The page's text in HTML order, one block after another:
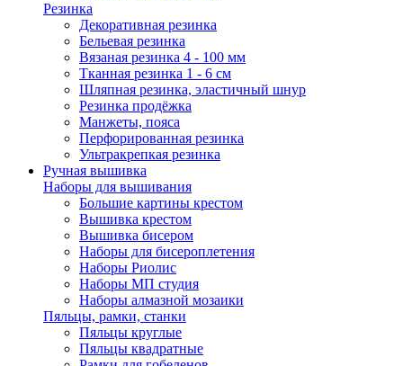
Резинка
Декоративная резинка
Бельевая резинка
Вязаная резинка 4 - 100 мм
Тканная резинка 1 - 6 см
Шляпная резинка, эластичный шнур
Резинка продёжка
Манжеты, пояса
Перфорированная резинка
Ультракрепкая резинка
Ручная вышивка
Наборы для вышивания
Большие картины крестом
Вышивка крестом
Вышивка бисером
Наборы для бисероплетения
Наборы Риолис
Наборы МП студия
Наборы алмазной мозаики
Пяльцы, рамки, станки
Пяльцы круглые
Пяльцы квадратные